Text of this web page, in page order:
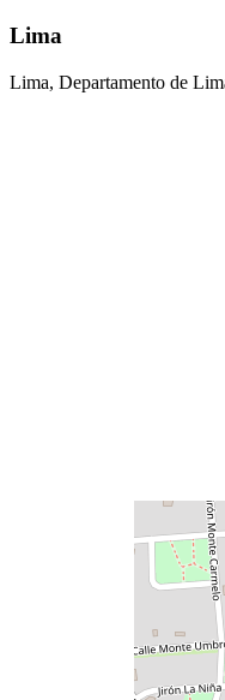
Lima
Lima, Departamento de